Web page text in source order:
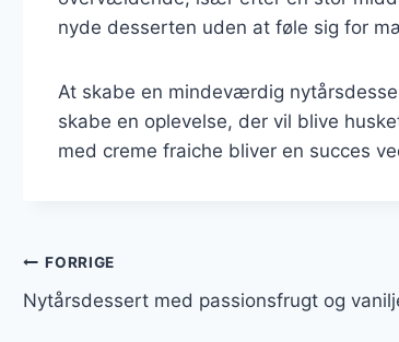
nyde desserten uden at føle sig for
At skabe en mindeværdig
skabe en oplevelse, der vil blive
med creme fraiche bliver en succes
Indlægsnavigation
FORRIGE
Nytårsdessert med passionsfrugt og